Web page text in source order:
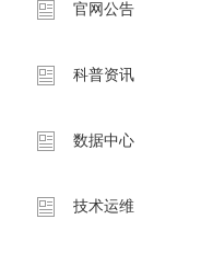
官网公告
科普资讯
数据中心
技术运维